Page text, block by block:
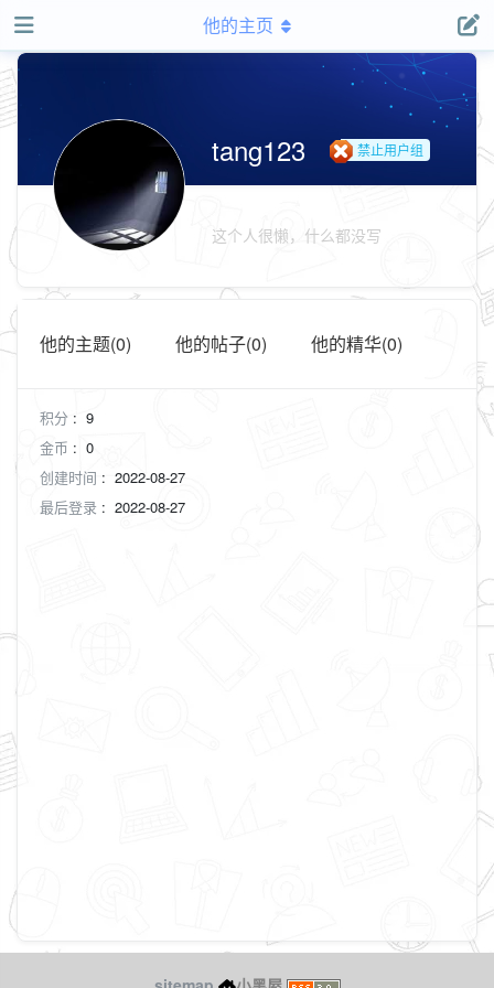
他的主页
tang123 禁止用户组
这个人很懒，什么都没写
他的主题(0) 他的帖子(0) 他的精华(0)
积分 : 9
金币 : 0
创建时间 : 2022-08-27
最后登录 : 2022-08-27